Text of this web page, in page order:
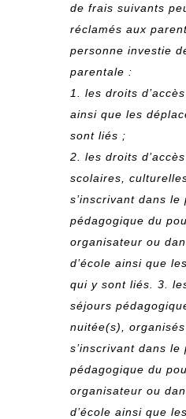
de frais suivants
réclamés aux
personne investie
parentale :
1. les droits
ainsi que les
sont liés ;
2. les droits
scolaires,
s’inscrivant dans le
pédagogique du
organisateur ou
d’école ainsi que
qui y sont liés. 3.
séjours
nuitée(s),
s’inscrivant dans le
pédagogique du
organisateur ou
d’école ainsi que